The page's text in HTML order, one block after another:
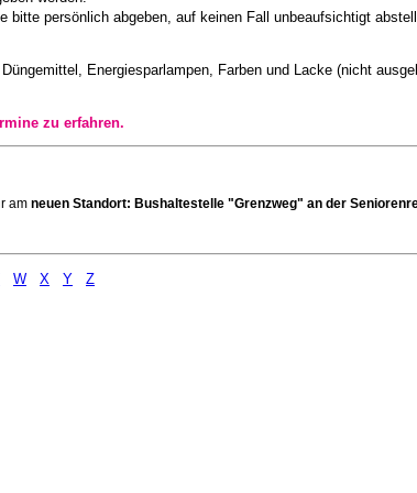
bitte persönlich abgeben, auf keinen Fall unbeaufsichtigt
Energiesparlampen, Farben und Lacke (nicht
zu erfahren.
am neuen Standort: Bushaltestelle "Grenzweg" an der
W X Y Z